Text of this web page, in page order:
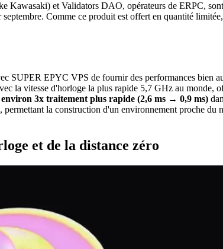
et Validators DAO, opérateurs de ERPC,
Comme ce produit est offert en quantité
SUPER EPYC VPS de fournir des performances bien
la vitesse d'horloge la plus rapide 5,7 GHz au monde,
environ 3x traitement plus rapide (2,6 ms → 0,9 ms)
la construction d'un environnement proche
et de la distance zéro